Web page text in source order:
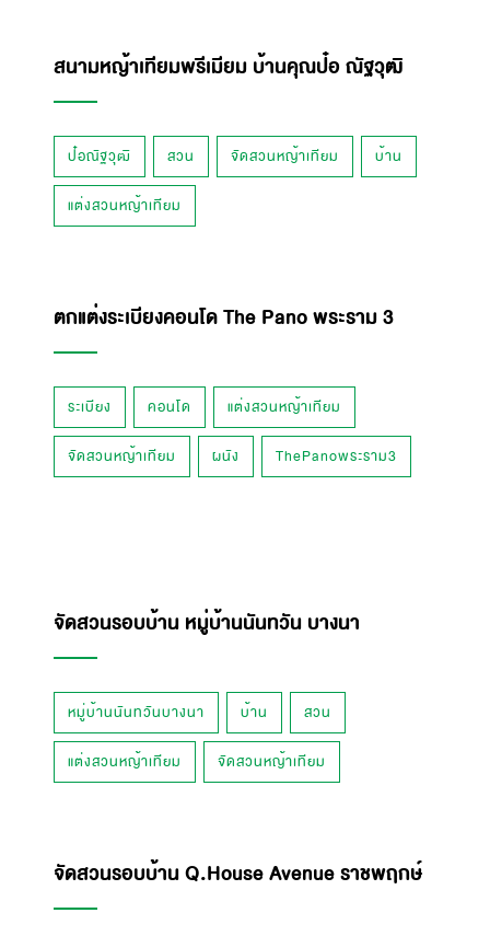
สนามหญ้าเทียมพรีเมียม บ้านคุณป๋อ ณัฐวุฒิ
ป๋อณัฐวุฒิ สวน จัดสวนหญ้าเทียม บ้าน
แต่งสวนหญ้าเทียม
ตกแต่งระเบียงคอนโด The Pano พระราม 3
ระเบียง คอนโด แต่งสวนหญ้าเทียม
จัดสวนหญ้าเทียม ผนัง ThePanoพระราม3
จัดสวนรอบบ้าน หมู่บ้านนันทวัน บางนา
หมู่บ้านนันทวันบางนา บ้าน สวน
แต่งสวนหญ้าเทียม จัดสวนหญ้าเทียม
จัดสวนรอบบ้าน Q.House Avenue ราชพฤกษ์